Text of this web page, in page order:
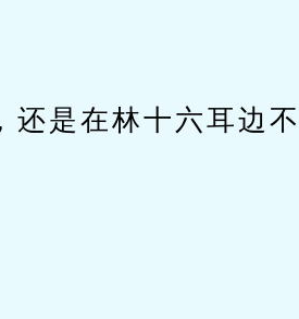
还是在林十六耳边不